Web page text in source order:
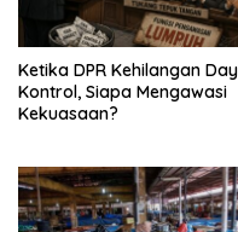
Ketika DPR Kehilangan
Kontrol, Siapa Mengawasi
Kekuasaan?